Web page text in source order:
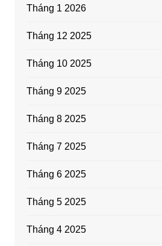
Tháng 1 2026
Tháng 12 2025
Tháng 10 2025
Tháng 9 2025
Tháng 8 2025
Tháng 7 2025
Tháng 6 2025
Tháng 5 2025
Tháng 4 2025